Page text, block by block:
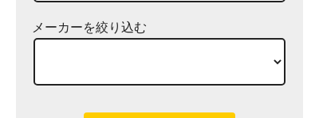
メーカーを絞り込む